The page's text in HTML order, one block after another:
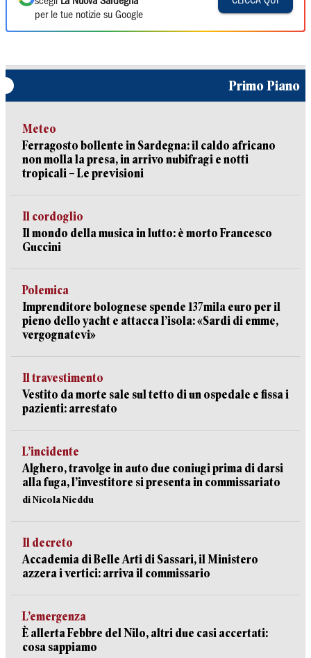
per le tue notizie su Google
Primo Piano
Meteo
Ferragosto bollente in Sardegna: il caldo africano
non molla la presa, in arrivo nubifragi e notti
tropicali – Le previsioni
Il cordoglio
Il mondo della musica in lutto: è morto Francesco
Guccini
Polemica
Imprenditore bolognese spende 137mila euro per il
pieno dello yacht e attacca l’isola: «Sardi di emme,
vergognatevi»
Il travestimento
Vestito da morte sale sul tetto di un ospedale e fissa i
pazienti: arrestato
L’incidente
Alghero, travolge in auto due coniugi prima di darsi
alla fuga, l’investitore si presenta in commissariato
di Nicola Nieddu
Il decreto
Accademia di Belle Arti di Sassari, il Ministero
azzera i vertici: arriva il commissario
L’emergenza
È allerta Febbre del Nilo, altri due casi accertati:
cosa sappiamo